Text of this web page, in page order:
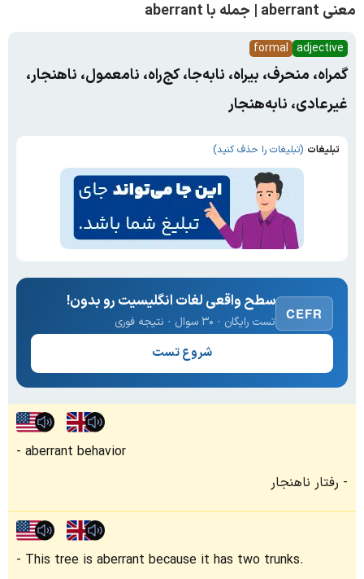
معنی aberrant | جمله با aberrant
adjective
formal
گمراه، منحرف، بیراه، نابه‌جا، کج‌راه، نامعمول، ناهنجار،
غیرعادی، نابه‌هنجار
تبلیغات (تبلیغات را حذف کنید)
CEFR
سطح واقعی لغات انگلیسیت رو بدون!
تست رایگان · ۳۰ سوال · نتیجه فوری
شروع تست
aberrant behavior
رفتار ناهنجار
This tree is aberrant because it has two trunks.